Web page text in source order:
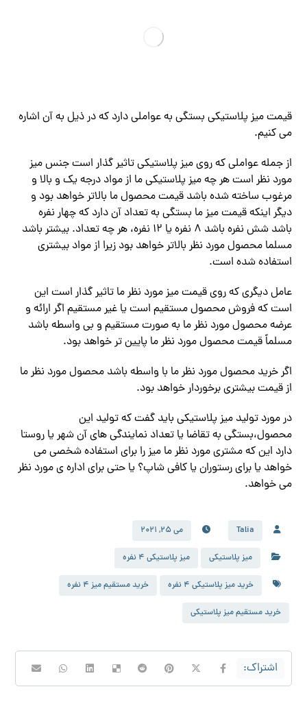
قیمت میز پلاستیکی بستگی به عواملی دارد که در ذیل به آن اشاره
می کنیم.
از جمله عواملی که روی میز پلاستیکی تاثیر گذار است جنس میز
مورد نظر است هر چه میز پلاستیکی ما از مواد درجه یک و بالا و
مرغوب ساخته شده باشد قیمت محصول ما بالاتر خواهد بود و
دیگر اینکه قیمت میز ما بستگی به تعداد آن دارد که چهار نفره
باشد شش نفره باشد ۸ نفره یا ۱۲ نفره، هر چه تعداد. بیشتر باشد
مسلما محصول مورد نظر بالاتر خواهد بود زیرا از مواد بیشتری
استفاده شده است.
عامل دیگری که روی قیمت میز مورد نظر ما تاثیر گذار است این
است که فروش محصول مستقیم است یا غیر مستقیم اگر ارائه و
عرضه محصول مورد نظر ما به صورت مستقیم و بی واسطه باشد
مسلماً قیمت محصول مورد نظر ما پایین تر خواهد بود.
اگر خرید محصول مورد نظر ما با واسطه باشد محصول مورد نظر ما
از قیمت بیشتری برخوردار خواهد بود.
در مورد تولید میز پلاستیکی باید گفت که تولید این
محصول،بستگی به تقاضا یا تعداد نمایندگی های آن شهر یا روستا
دارد این که مشتری مورد نظر ما میز را برای استفاده شخصی می
خواهد یا برای رستوران یا کافی شاپ؟ یا حتی برای اداره ی مورد نظر
می خواهد.
Talia می 25, 2021
میز پلاستیکی میز پلاستیکی ۴ نفره
خرید میز پلاستیکی ۴ نفره خرید مستقیم میز ۴ نفره
خرید مستقیم میز پلاستیکی